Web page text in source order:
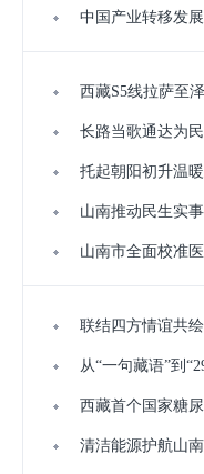
中国产业转移发
西藏S5线拉萨至
长路当歌通达为民
托起朝阳初升温
山南推动民生实
山南市全面校准
联结四方情谊共
从“一句藏语”到
西藏首个国家糖
清洁能源护航山